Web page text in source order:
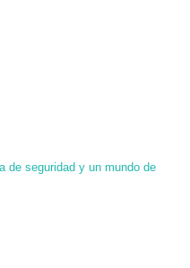
de seguridad y un mundo de